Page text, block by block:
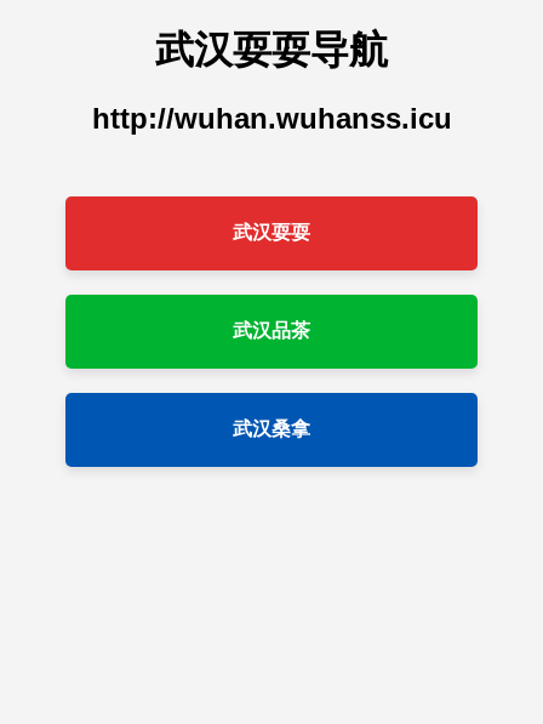
武汉耍耍导航
http://wuhan.wuhanss.icu
武汉耍耍
武汉品茶
武汉桑拿